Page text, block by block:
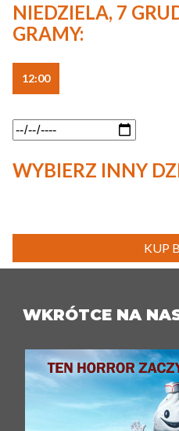
NIEDZIELA, 7
GRAMY:
12:00
WYBIERZ INNY
KUP
WKRÓTCE NA